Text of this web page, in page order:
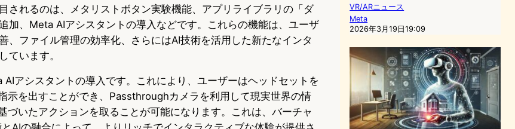
されるのは、メタリストボタン実験機能、アプリライブラリの「ダ
加、Meta AIアシスタントの導入などです。これらの機能は、ユーザ
、ファイル管理の効率化、さらにはAI技術を活用した新たなインタ
ています。
アシスタントの導入です。これにより、ユーザーはヘッドセットを
示を出すことができ、Passthroughカメラを利用して現実世界の情
づいたアクションを取ることが可能になります。これは、バーチャ
VR/ARニュース
Meta
2026年3月19日19:09